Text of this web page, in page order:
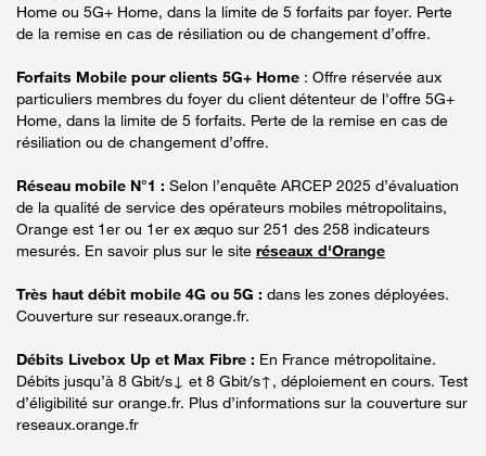
Home ou 5G+ Home, dans la limite de 5 forfaits par foyer. Perte
de la remise en cas de résiliation ou de changement d’offre.
Forfaits Mobile pour clients 5G+ Home : Offre réservée aux
particuliers membres du foyer du client détenteur de l'offre 5G+
Home, dans la limite de 5 forfaits. Perte de la remise en cas de
résiliation ou de changement d’offre.
Réseau mobile N°1 : Selon l’enquête ARCEP 2025 d’évaluation
de la qualité de service des opérateurs mobiles métropolitains,
Orange est 1er ou 1er ex æquo sur 251 des 258 indicateurs
mesurés. En savoir plus sur le site réseaux d'Orange
Très haut débit mobile 4G ou 5G : dans les zones déployées.
Couverture sur reseaux.orange.fr.
Débits Livebox Up et Max Fibre : En France métropolitaine.
Débits jusqu’à 8 Gbit/s↓ et 8 Gbit/s↑, déploiement en cours. Test
d’éligibilité sur orange.fr. Plus d’informations sur la couverture sur
reseaux.orange.fr